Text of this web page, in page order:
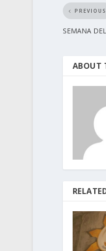
PREVIOUS
SEMANA
ABOUT